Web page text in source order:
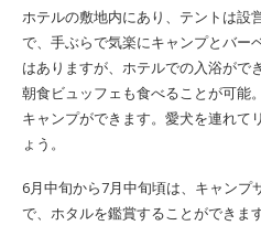
ホテルの敷地内にあり、テントは設
で、手ぶらで気楽にキャンプとバー
はありますが、ホテルでの入浴がで
朝食ビュッフェも食べることが可能
キャンプができます。愛犬を連れて
ょう。
6月中旬から7月中旬頃は、キャンプ
で、ホタルを鑑賞することができます